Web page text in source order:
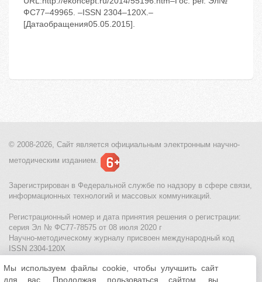
ФС77–49965. –ISSN 2304–120Х.–
[Датаобращения05.05.2015].
© 2008-2026, Сайт является официальным электронным научно-
методическим изданием.
Зарегистрирован в Федеральной службе по надзору в сфере связи,
информационных технологий и массовых коммуникаций.
Регистрационный номер и дата принятия решения о регистрации:
серия Эл № ФС77-78575 от 08 июля 2020 г
Научно-методическому журналу присвоен международный код
ISSN 2304-120X
МЦИТО|Школьные олимпиады и онлайн конкурсы для детей
Политика использования файлов cookie| Политика обработки и
Мы используем файлы cookie, чтобы улучшить сайт
для вас. Продолжая пользоваться сайтом, вы